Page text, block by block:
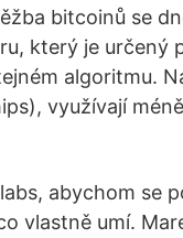
bitcoinů se
který je určený
algoritmu.
využívají
abychom se
vlastně umí.